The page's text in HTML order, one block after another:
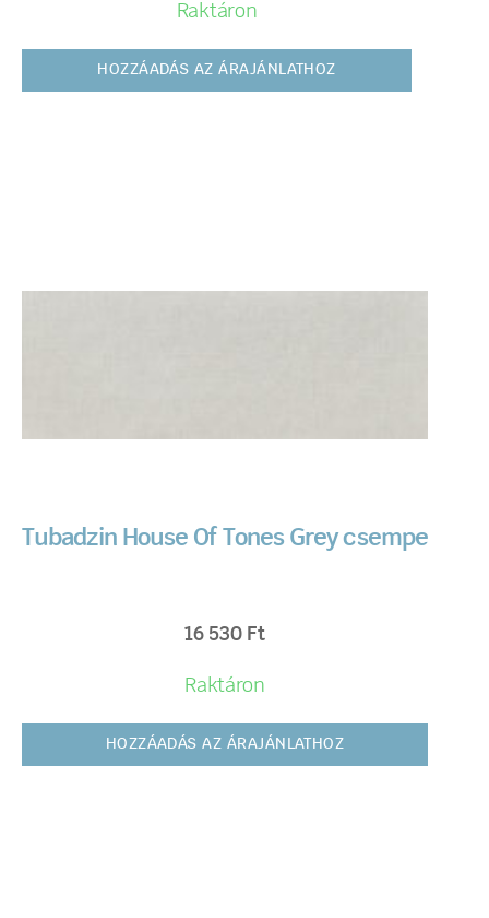
Raktáron
HOZZÁADÁS AZ ÁRAJÁNLATHOZ
Tubadzin House Of Tones Grey csempe
16 530 Ft
Raktáron
HOZZÁADÁS AZ ÁRAJÁNLATHOZ